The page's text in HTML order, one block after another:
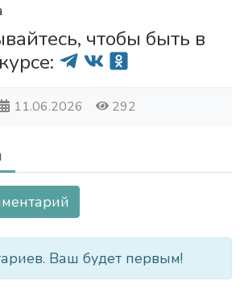
чтобы быть в
курсе:
11.06.2026 292
Ваш будет первым!